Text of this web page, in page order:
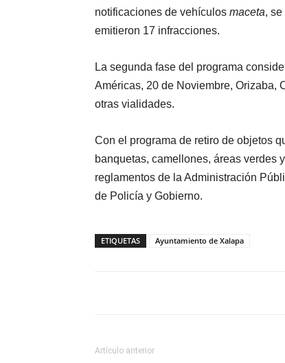
notificaciones de vehículos maceta,
emitieron 17 infracciones.
La segunda fase del programa
Américas, 20 de Noviembre, Orizaba,
otras vialidades.
Con el programa de retiro de objetos
banquetas, camellones, áreas verdes
reglamentos de la Administración
de Policía y Gobierno.
ETIQUETAS Ayuntamiento de Xalapa
Artículo anterior